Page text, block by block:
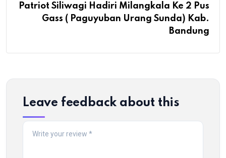
Patriot Siliwagi Hadiri Milangkala Ke 2 Pus
Gass ( Paguyuban Urang Sunda) Kab.
Bandung
Leave feedback about this